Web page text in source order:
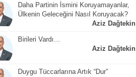
Daha Partinin İsmini Koruyamayanlar,
Ülkenin Geleceğini Nasıl Koruyacak?
Aziz Dağtekin
Birileri Vardı…
Aziz Dağtekin
Duygu Tüccarlarına Artık “Dur”